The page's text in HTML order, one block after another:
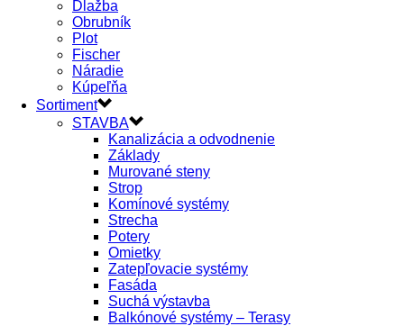
Dlažba
Obrubník
Plot
Fischer
Náradie
Kúpeľňa
Sortiment
STAVBA
Kanalizácia a odvodnenie
Základy
Murované steny
Strop
Komínové systémy
Strecha
Potery
Omietky
Zatepľovacie systémy
Fasáda
Suchá výstavba
Balkónové systémy – Terasy